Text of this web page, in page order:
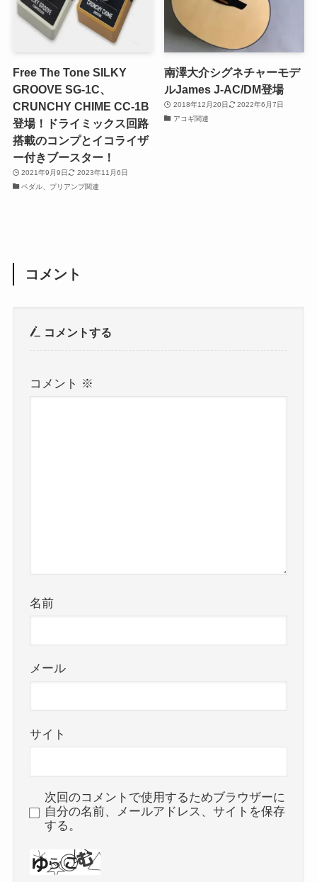
Free The Tone SILKY
GROOVE SG-1C、
CRUNCHY CHIME CC-1B
登場！ドライミックス回路
搭載のコンプとイコライザ
ー付きブースター！
2021年9月9日
2023年11月6日
ペダル、プリアンプ関連
南澤大介シグネチャーモデ
ルJames J-AC/DM登場
2018年12月20日
2022年6月7日
アコギ関連
コメント
コメントする
コメント ※
名前
メール
サイト
次回のコメントで使用するためブラウザーに
自分の名前、メールアドレス、サイトを保存
する。